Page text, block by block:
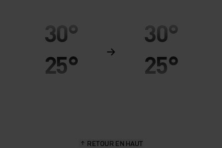
30°
25°
30°
25°
RETOUR EN HAUT